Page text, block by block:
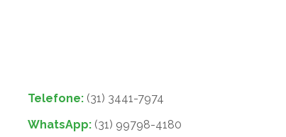
Telefone: (31) 3441-7974
WhatsApp: (31) 99798-4180